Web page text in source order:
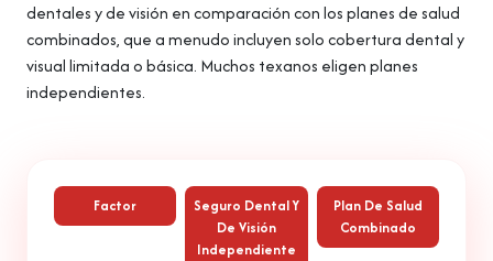
dentales y de visión en comparación con los planes de salud
combinados, que a menudo incluyen solo cobertura dental y
visual limitada o básica. Muchos texanos eligen planes
independientes.
Factor
Seguro Dental Y
De Visión
Independiente
Plan De Salud
Combinado